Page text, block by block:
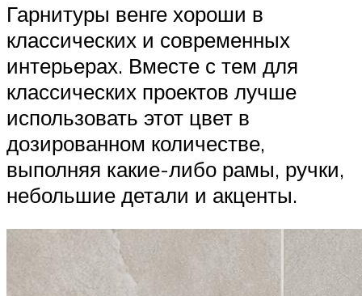
Гарнитуры венге хороши в
классических и современных
интерьерах. Вместе с тем для
классических проектов лучше
использовать этот цвет в
дозированном количестве,
выполняя какие-либо рамы, ручки,
небольшие детали и акценты.